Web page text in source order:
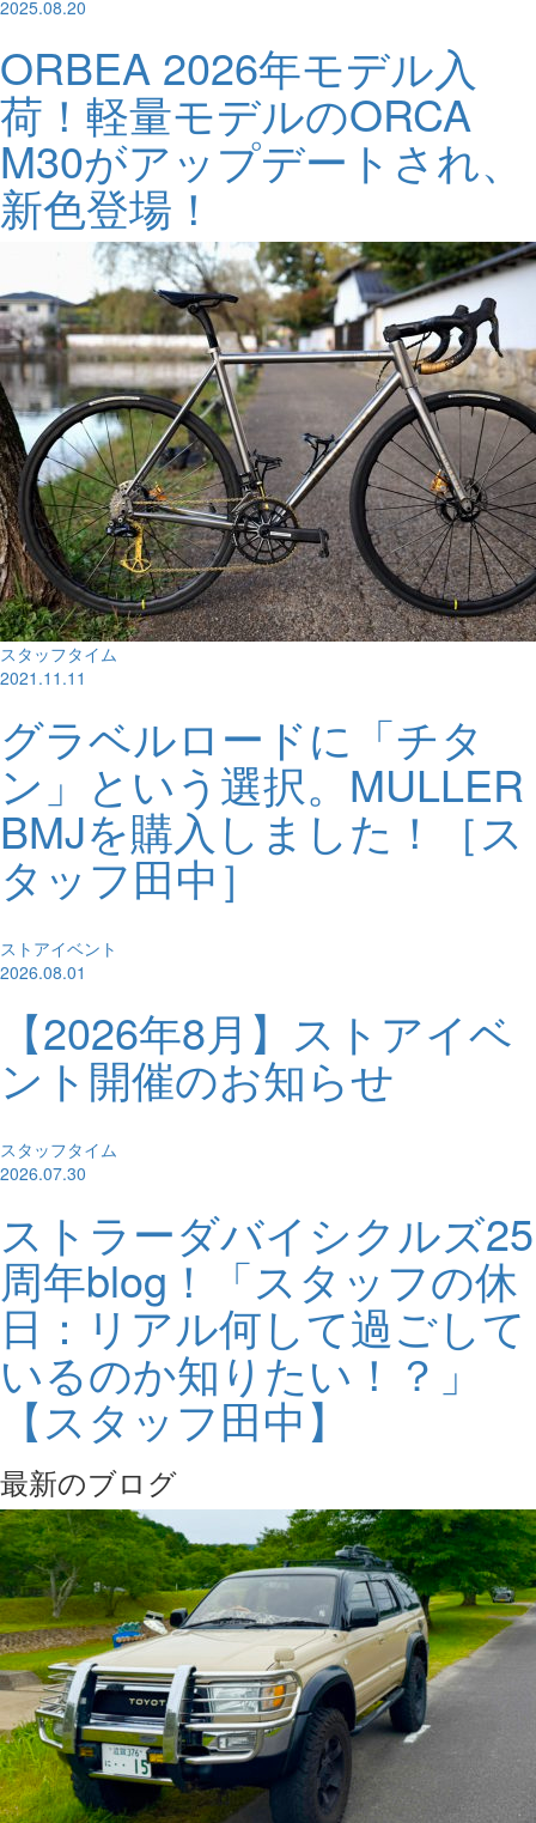
2025.08.20
ORBEA 2026年モデル入
荷！軽量モデルのORCA
M30がアップデートされ、
新色登場！
スタッフタイム
2021.11.11
グラベルロードに「チタ
ン」という選択。MULLER
BMJを購入しました！［ス
タッフ田中］
ストアイベント
2026.08.01
【2026年8月】ストアイベ
ント開催のお知らせ
スタッフタイム
2026.07.30
ストラーダバイシクルズ25
周年blog！「スタッフの休
日：リアル何して過ごして
いるのか知りたい！？」
【スタッフ田中】
最新のブログ